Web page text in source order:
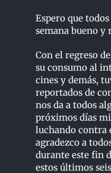
Espero que
semana bueno y
Con el regreso
su consumo al
cines y demás,
reportados de
nos da a todos
próximos días
luchando contra
agradezco a
durante este fin
estos últimos